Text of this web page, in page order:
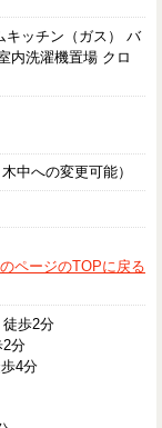
キッチン（ガス） バ
内洗濯機置場 クロ
中への変更可能）
ページのTOPに戻る
徒歩2分
2分
4分